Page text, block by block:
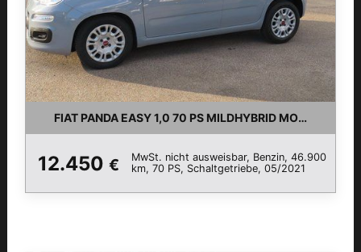
FIAT PANDA EASY 1,0 70 PS MILDHYBRID MODAGRAU
12.450 €
MwSt. nicht ausweisbar, Benzin, 46.900
km, 70 PS, Schaltgetriebe, 05/2021